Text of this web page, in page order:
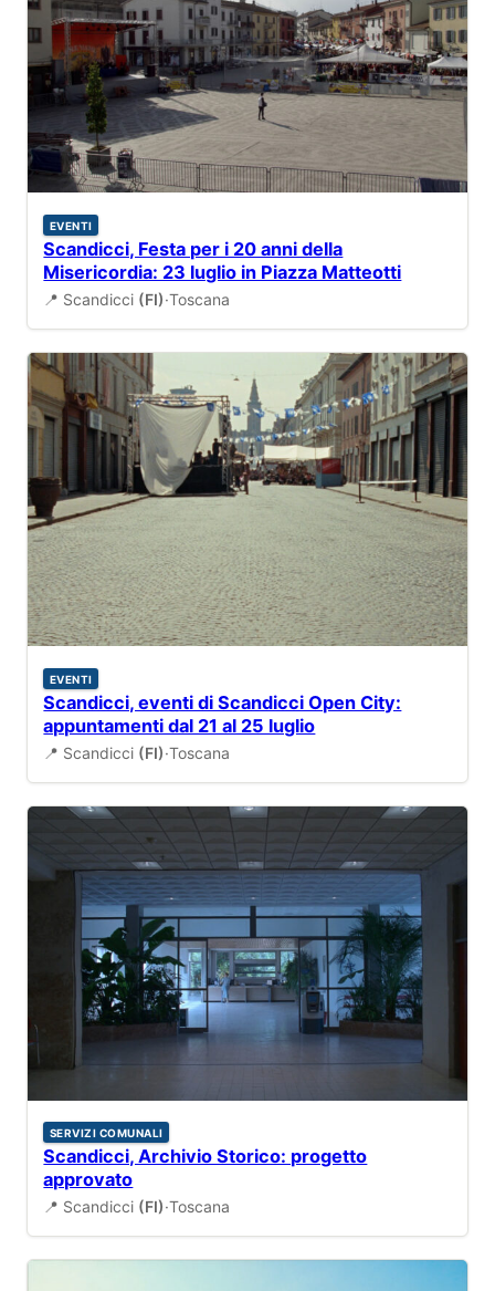
EVENTI
Scandicci, Festa per i 20 anni della
Misericordia: 23 luglio in Piazza Matteotti
📍 Scandicci (FI)·Toscana
EVENTI
Scandicci, eventi di Scandicci Open City:
appuntamenti dal 21 al 25 luglio
📍 Scandicci (FI)·Toscana
SERVIZI COMUNALI
Scandicci, Archivio Storico: progetto
approvato
📍 Scandicci (FI)·Toscana